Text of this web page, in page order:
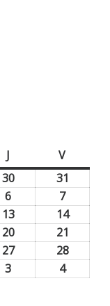
J Vviernes
3030
2026
31
2026
6
agosto,
2026
77
agosto,
2026
1313
agosto,
2026
1414
2026
2020
agosto,
21
agosto,
2727
2828
3 44